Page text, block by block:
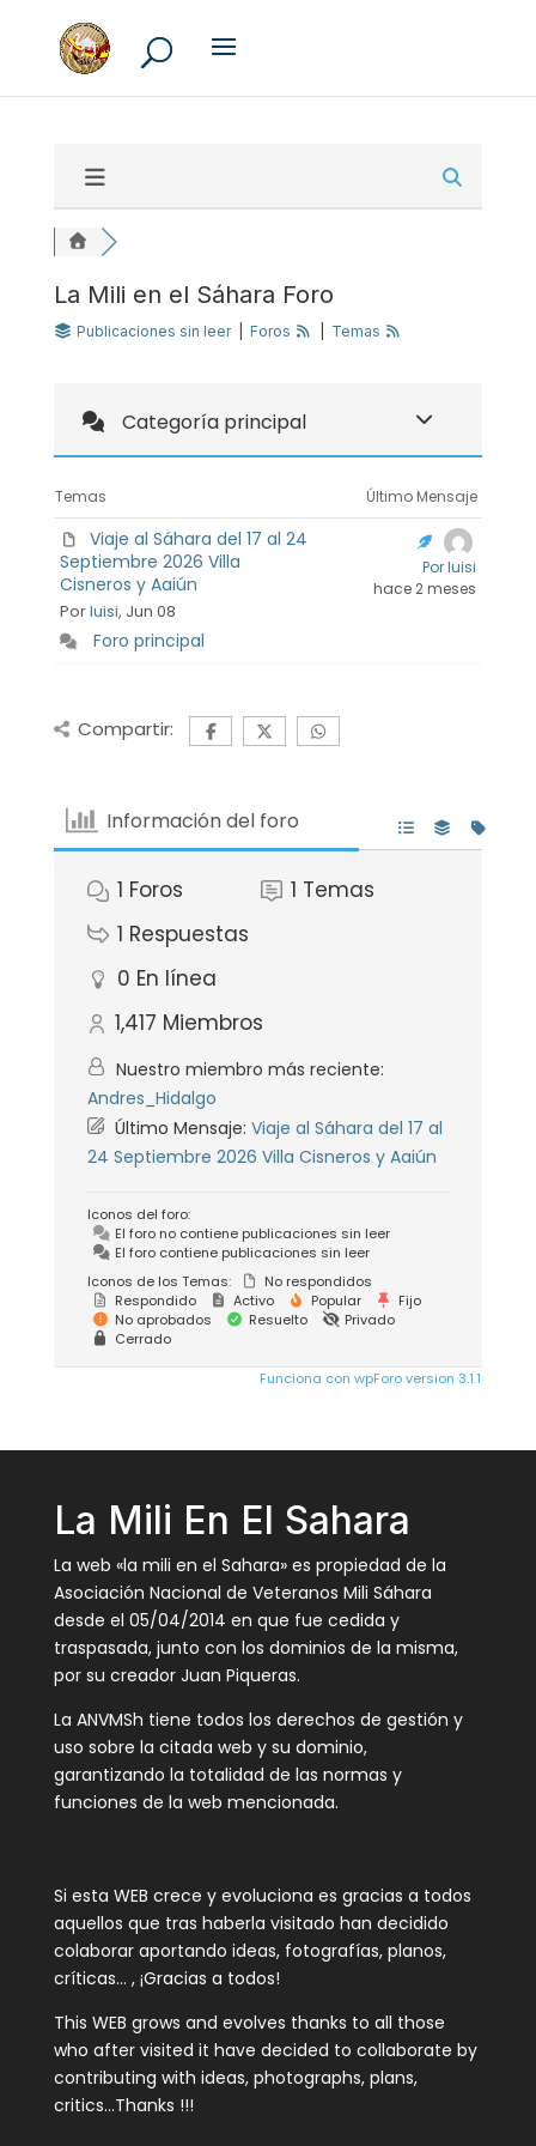
La Mili en el Sáhara Foro
Publicaciones sin leer Foros Temas
Categoría principal
Temas Último Mensaje
Viaje al Sáhara del 17 al 24
Septiembre 2026 Villa
Cisneros y Aaiún
Porluisi, Jun 08
Foro principal
Por luisi
hace 2 meses
Compartir:
Información del foro
1 Foros 1 Temas
1 Respuestas
0 En línea
1,417 Miembros
Nuestro miembro más reciente:
Andres_Hidalgo
Último Mensaje: Viaje al Sáhara del 17 al
24 Septiembre 2026 Villa Cisneros y Aaiún
Iconos del foro:
El foro no contiene publicaciones sin leer
El foro contiene publicaciones sin leer
Iconos de los Temas:
No respondidos
Respondido
Activo Popular
Fijo
No aprobados
Resuelto
Privado
Cerrado
Funciona con wpForo version 3.1.1
La Mili En El Sahara
La web «la mili en el Sahara» es propiedad de la
Asociación Nacional de Veteranos Mili Sáhara
desde el 05/04/2014 en que fue cedida y
traspasada, junto con los dominios de la misma,
por su creador Juan Piqueras.
La ANVMSh tiene todos los derechos de gestión y
uso sobre la citada web y su dominio,
garantizando la totalidad de las normas y
funciones de la web mencionada.
Si esta WEB crece y evoluciona es gracias a todos
aquellos que tras haberla visitado han decidido
colaborar aportando ideas, fotografías, planos,
críticas… , ¡Gracias a todos!
This WEB grows and evolves thanks to all those
who after visited it have decided to collaborate by
contributing with ideas, photographs, plans,
critics…Thanks !!!